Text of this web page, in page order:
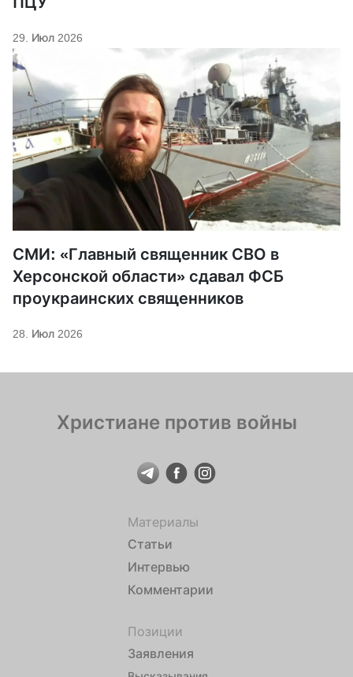
29. Июл 2026
СМИ: «Главный священник СВО в
Херсонской области» сдавал ФСБ
проукраинских священников
28. Июл 2026
Христиане против войны
Материалы
Статьи
Интервью
Комментарии
Позиции
Заявления